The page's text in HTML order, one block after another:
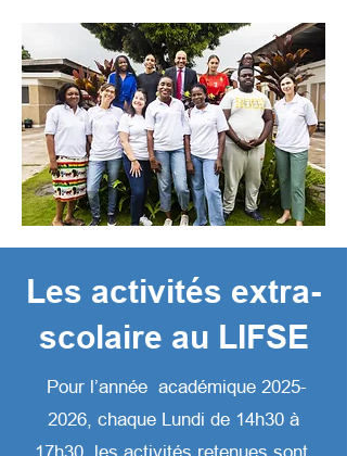
Les activités extra-
scolaire au LIFSE
Pour l’année académique 2025-
2026, chaque Lundi de 14h30 à